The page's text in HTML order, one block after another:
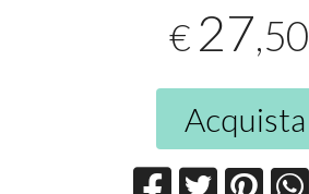
€ 27,50
Acquista